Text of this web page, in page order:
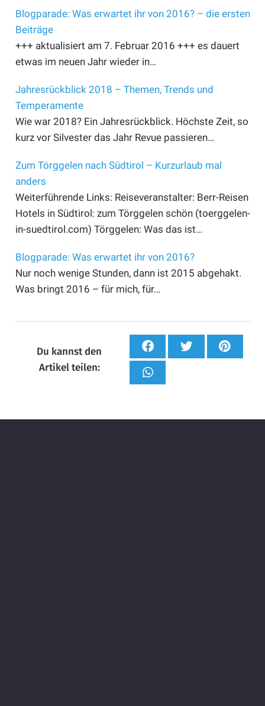
Blogparade: Was erwartet ihr von 2016? – die ersten
Beiträge
+++ aktualisiert am 7. Februar 2016 +++ es dauert
etwas im neuen Jahr wieder in…
Jahresrückblick 2018 – Themen, Trends und
Temperamente
Wie war 2018? Ein Jahresrückblick. Höchste Zeit, so
kurz vor Silvester das Jahr Revue passieren…
Zum Törggelen nach Südtirol – Kurzurlaub mal
anders
Weiterführende Links: Reiseveranstalter: Berr-Reisen
Hotels in Südtirol: zum Törggelen schön (toerggelen-
in-suedtirol.com) Törggelen: Was das ist…
Blogparade: Was erwartet ihr von 2016?
Nur noch wenige Stunden, dann ist 2015 abgehakt.
Was bringt 2016 – für mich, für…
Du kannst den
Artikel teilen: